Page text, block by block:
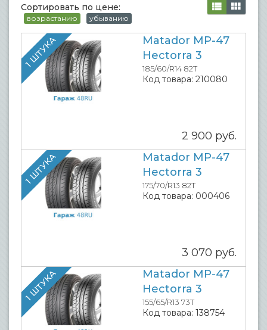
Сортировать по цене:
возрастанию убыванию
1 ШТУКА
Matador MP-47
Hectorra 3
185/60/R14 82T
Код товара: 210080
2 900 руб.
1 ШТУКА
Matador MP-47
Hectorra 3
175/70/R13 82T
Код товара: 000406
3 070 руб.
1 ШТУКА
Matador MP-47
Hectorra 3
155/65/R13 73T
Код товара: 138754